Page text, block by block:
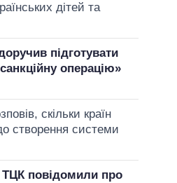
дітей та
підготувати
операцію»
скільки країн
створення системи
повідомили про